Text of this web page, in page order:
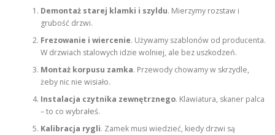
Demontaż starej klamki i szyldu. Mierzymy rozstaw i
grubość drzwi.
Frezowanie i wiercenie. Używamy szablonów od producenta.
W drzwiach stalowych idzie wolniej, ale bez uszkodzeń.
Montaż korpusu zamka. Przewody chowamy w skrzydle,
żeby nic nie wisiało.
Instalacja czytnika zewnętrznego. Klawiatura, skaner palca
– to co wybrałeś.
Kalibracja rygli. Zamek musi wiedzieć, kiedy drzwi są